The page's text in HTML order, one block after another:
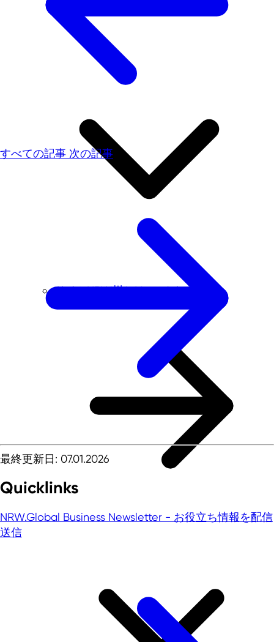
ドイツNRW州とは…こんなところ
すべての記事 次の記事
最終更新日: 07.01.2026
Quicklinks
NRW.Global Business Newsletter - お役立ち情報を配信
送信